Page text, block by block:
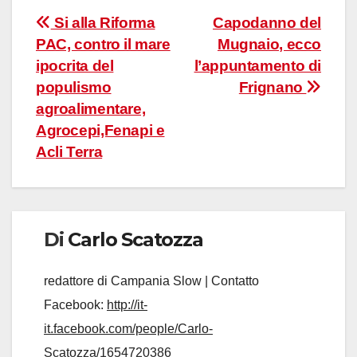
Navigazione
articoli
Capodanno del
Mugnaio, ecco
l’appuntamento di
Frignano
Si alla Riforma
PAC, contro il mare
ipocrita del
populismo
agroalimentare,
Agrocepi,Fenapi e
Acli Terra
Di Carlo Scatozza
redattore di Campania Slow | Contatto
Facebook: http://it-
it.facebook.com/people/Carlo-
Scatozza/1654720386